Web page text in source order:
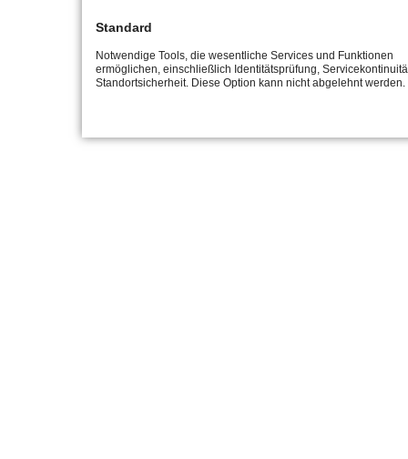
Standard
Notwendige Tools, die wesentliche Services und Funktionen
ermöglichen, einschließlich Identitätsprüfung,
Standortsicherheit. Diese Option kann nicht abgelehnt werden.